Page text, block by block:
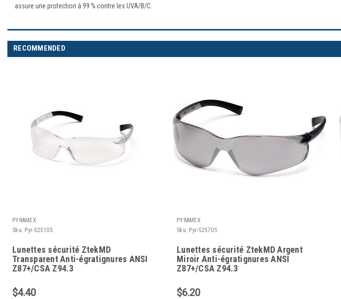
assure une protection à 99 % contre les UVA/B/C.
RECOMMENDED
PYRAMEX
Sku: Pyr-S2510S
Lunettes sécurité ZtekMD
Transparent Anti-égratignures ANSI
Z87+/CSA Z94.3
$4.40
PYRAMEX
Sku: Pyr-S2570S
Lunettes sécurité ZtekMD Argent
Miroir Anti-égratignures ANSI
Z87+/CSA Z94.3
$6.20